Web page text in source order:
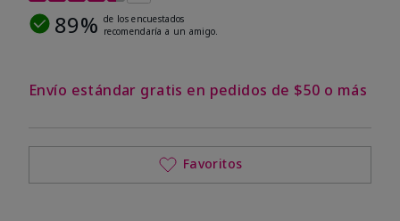
89% de los encuestados
recomendaría a un amigo.
Envío estándar gratis en pedidos de $50 o más
Favoritos